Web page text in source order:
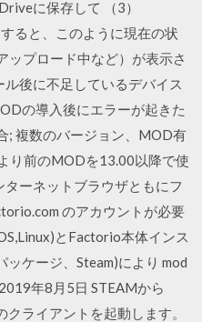
に保存して （3）
ると、このように現在の状
ップロード中など）が表示さ
後に不足しているデバイス
の導入後にエラーが起きた
; 複数のバージョン、MOD有
り前のMODを13.00以降で使
ーネットブラウザともにフ
のアカウントが必要
とFactorio本体インス
ッケージ、Steam)により mod
年8月5日 STEAMから
ライアントを起動します。